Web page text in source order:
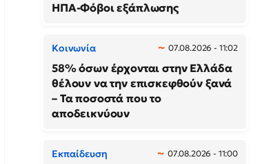
ΗΠΑ-Φόβοι εξάπλωσης
Κοινωνία 07.08.2026 - 11:02
58% όσων έρχονται στην Ελλάδα
θέλουν να την επισκεφθούν ξανά
– Τα ποσοστά που το
αποδεικνύουν
Εκπαίδευση 07.08.2026 - 11:00